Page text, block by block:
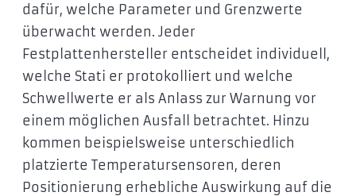
dafür, welche Parameter und Grenzwerte
überwacht werden. Jeder
Festplattenhersteller entscheidet individuell,
welche Stati er protokolliert und welche
Schwellwerte er als Anlass zur Warnung vor
einem möglichen Ausfall betrachtet. Hinzu
kommen beispielsweise unterschiedlich
platzierte Temperatursensoren, deren
Positionierung erhebliche Auswirkung auf die